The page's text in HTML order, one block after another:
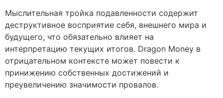
Мыслительная тройка подавленности содержит
деструктивное восприятие себя, внешнего мира и
будущего, что обязательно влияет на
интерпретацию текущих итогов. Dragon Money в
отрицательном контексте может повести к
принижению собственных достижений и
преувеличению значимости провалов.